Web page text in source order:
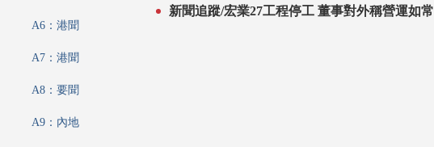
A6：港聞
A7：港聞
A8：要聞
A9：內地
新聞追蹤/宏業27工程停工 董事對外稱營運如常